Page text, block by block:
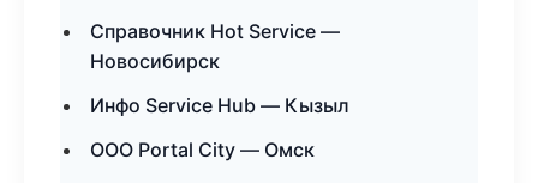
Справочник Hot Service —
Новосибирск
Инфо Service Hub — Кызыл
ООО Portal City — Омск